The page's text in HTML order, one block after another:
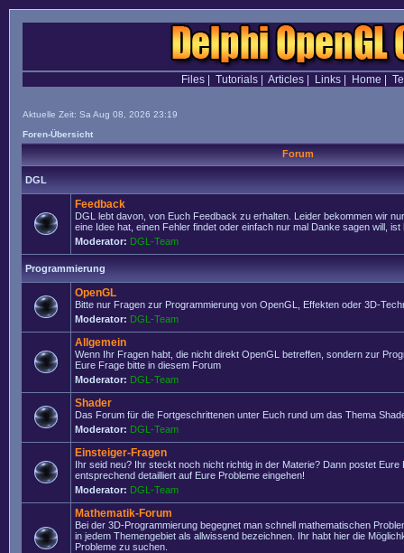
Files| Tutorials| Articles| Links| Home
Aktuelle Zeit: Sa Aug 08, 2026 23:19
Foren-Übersicht
Forum
DGL
Feedback
DGL lebt davon, von Euch Feedback zu erhalten. Leider bekommen wir
eine Idee hat, einen Fehler findet oder einfach nur mal Danke sagen will, ist
Moderator: DGL-Team
Programmierung
OpenGL
Bitte nur Fragen zur Programmierung von OpenGL, Effekten oder 3D-
Moderator: DGL-Team
Allgemein
Wenn Ihr Fragen habt, die nicht direkt OpenGL betreffen, sondern zur
Eure Frage bitte in diesem Forum
Moderator: DGL-Team
Shader
Das Forum für die Fortgeschrittenen unter Euch rund um das Thema
Moderator: DGL-Team
Einsteiger-Fragen
Ihr seid neu? Ihr steckt noch nicht richtig in der Materie? Dann postet Eure
entsprechend detailliert auf Eure Probleme eingehen!
Moderator: DGL-Team
Mathematik-Forum
Bei der 3D-Programmierung begegnet man schnell mathematischen
in jedem Themengebiet als allwissend bezeichnen. Ihr habt hier die
Probleme zu suchen.